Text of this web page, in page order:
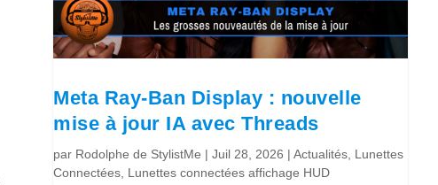
Meta Ray-Ban Display : nouvelle
mise à jour IA avec Threads
par Rodolphe de StylistMe |Juil 28, 2026 |Actualités Lunettes
Connectées Lunettes connectées affichage HUD